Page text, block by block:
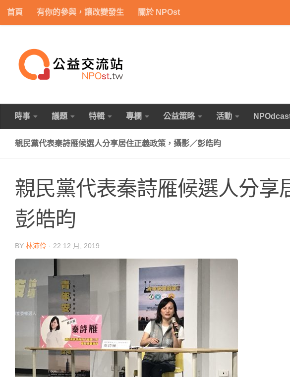
Skip to content
首頁 有你的參與，讓改變發生 關於 NPOst
時事 議題 特輯 專欄 公益策略 活動
親民黨代表秦詩雁候選人分享居住正義政策，攝影／彭皓昀
親民黨代表秦詩雁候選人分享
彭皓昀
BY 林沛伶 · 22 12 月, 2019